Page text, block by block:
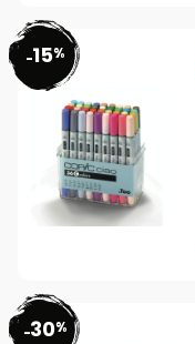
-15%
-30%